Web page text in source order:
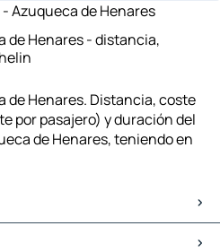
Azuqueca de Henares
de Henares - distancia,
de Henares. Distancia, coste
por pasajero) y duración del
de Henares, teniendo en
Planos